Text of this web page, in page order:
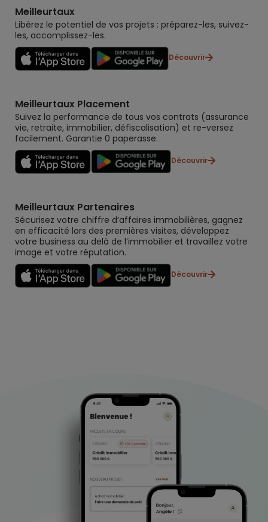
Meilleurtaux
Libérez le potentiel de vos projets : préparez-les, suivez-
les, accomplissez-les.
Découvrir
Meilleurtaux Placement
Suivez la performance de tous vos contrats (assurance
vie, retraite, immobilier, défiscalisation) et re-versez
facilement. Garantie 0 paperasse.
Découvrir
Meilleurtaux Partenaires
Sécurisez votre chiffre d’affaires immobilières, gagnez
en efficacité lors des premières visites, développez
votre business au delà de l’immobilier et travaillez votre
image et votre réputation.
Découvrir